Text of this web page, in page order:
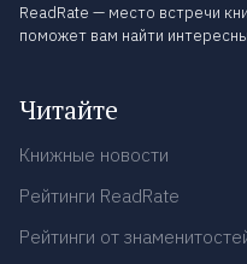
ReadRate — место встречи
поможет вам найти
Читайте
Книжные новости
Рейтинги ReadRate
Рейтинги от